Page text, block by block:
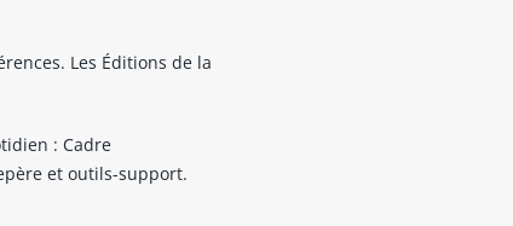
Les Éditions de la
: Cadre
et outils-support.